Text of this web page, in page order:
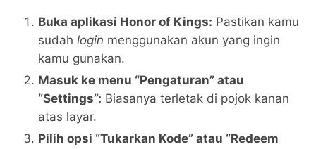
Buka aplikasi Honor of Kings: Pastikan kamu
sudahlogin menggunakan akun yang ingin
kamu gunakan.
Masuk ke menu “Pengaturan” atau
“Settings”: Biasanya terletak di pojok kanan
atas layar.
Pilih opsi “Tukarkan Kode” atau “Redeem